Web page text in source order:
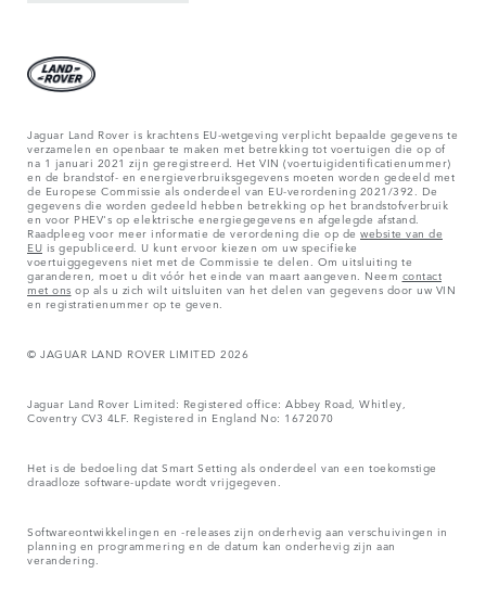
Jaguar Land Rover is krachtens EU-wetgeving verplicht bepaalde gegevens te
verzamelen en openbaar te maken met betrekking tot voertuigen die op of
na 1 januari 2021 zijn geregistreerd. Het VIN (voertuigidentificatienummer)
en de brandstof- en energieverbruiksgegevens moeten worden gedeeld met
de Europese Commissie als onderdeel van EU-verordening 2021/392. De
gegevens die worden gedeeld hebben betrekking op het brandstofverbruik
en voor PHEV's op elektrische energiegegevens en afgelegde afstand.
Raadpleeg voor meer informatie de verordening die op dewebsite van de
EU is gepubliceerd. U kunt ervoor kiezen om uw specifieke
voertuiggegevens niet met de Commissie te delen. Om uitsluiting te
garanderen, moet u dit vóór het einde van maart aangeven. Neem contact
met ons op als u zich wilt uitsluiten van het delen van gegevens door uw VIN
en registratienummer op te geven.
© JAGUAR LAND ROVER LIMITED 2026
Jaguar Land Rover Limited: Registered office: Abbey Road, Whitley,
Coventry CV3 4LF. Registered in England No: 1672070
Het is de bedoeling dat Smart Setting als onderdeel van een toekomstige
draadloze software-update wordt vrijgegeven.
Softwareontwikkelingen en -releases zijn onderhevig aan verschuivingen in
planning en programmering en de datum kan onderhevig zijn aan
verandering.